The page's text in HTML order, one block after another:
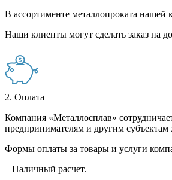
В ассортименте металлопроката нашей
Наши клиенты могут сделать заказ на
2. Оплата
Компания «Металлосплав»
предпринимателям и другим субъектам
Формы оплаты за товары и услуги
– Наличный расчет.